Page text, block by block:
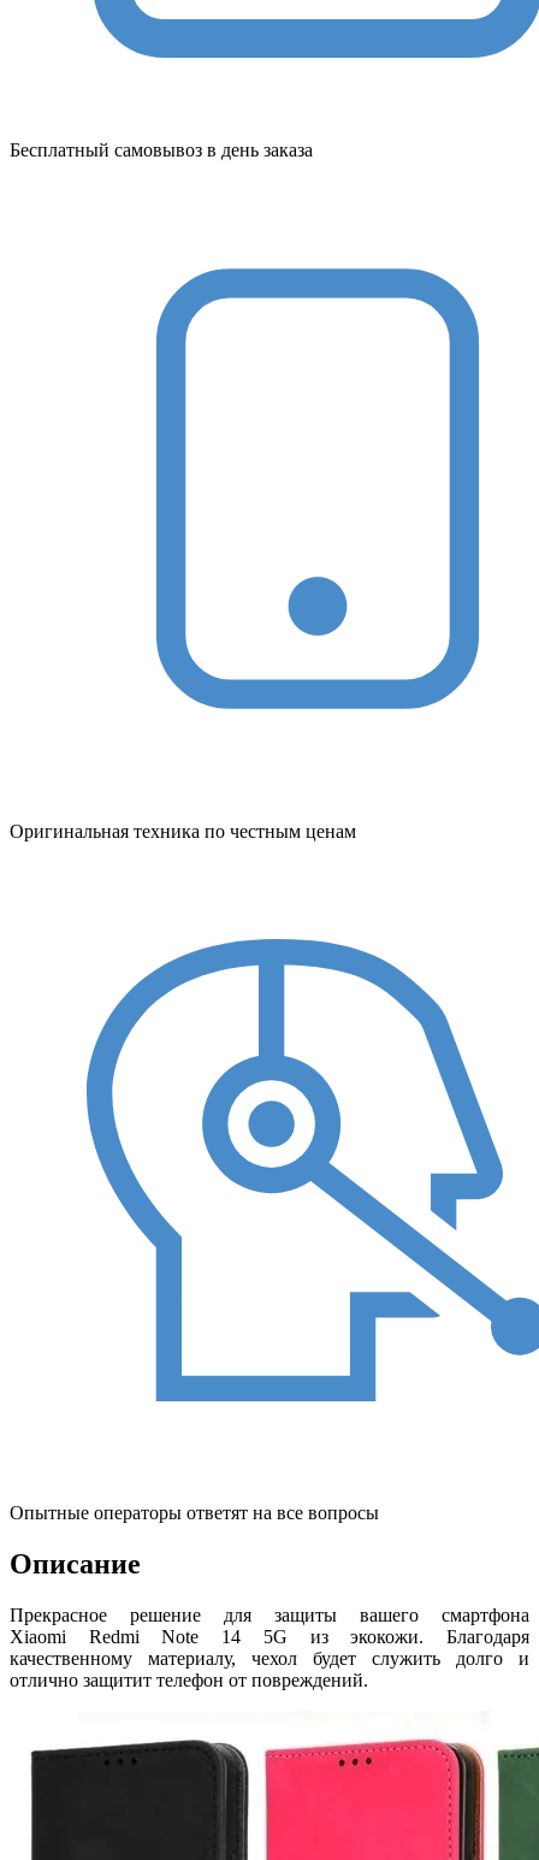
Бесплатный самовывоз в день заказа
Оригинальная техника по честным ценам
Опытные операторы ответят на все вопросы
Описание
Прекрасное решение для защиты вашего смартфона
Xiaomi Redmi Note 14 5G из экокожи. Благодаря
качественному материалу, чехол будет служить долго и
отлично защитит телефон от повреждений.